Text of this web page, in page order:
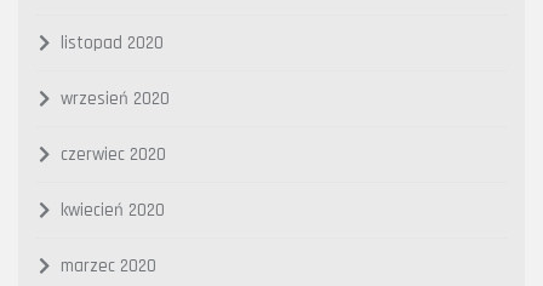
listopad 2020
wrzesień 2020
czerwiec 2020
kwiecień 2020
marzec 2020